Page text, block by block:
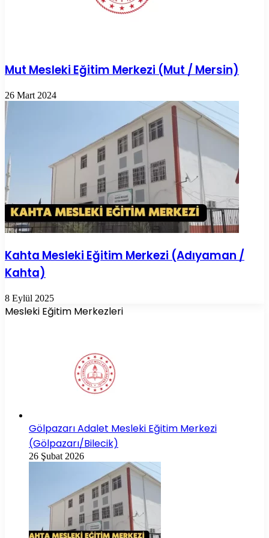
Mut Mesleki Eğitim Merkezi (Mut / Mersin)
26 Mart 2024
Kahta Mesleki Eğitim Merkezi (Adıyaman /
Kahta)
8 Eylül 2025
Mesleki Eğitim Merkezleri
Gölpazarı Adalet Mesleki Eğitim Merkezi
(Gölpazarı/Bilecik)
26 Şubat 2026